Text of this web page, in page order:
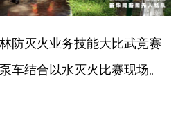
银龄 溯源中国
能源 会展
时尚 悦读
防灭火业务技能大比武竞赛
车结合以水灭火比赛现场。